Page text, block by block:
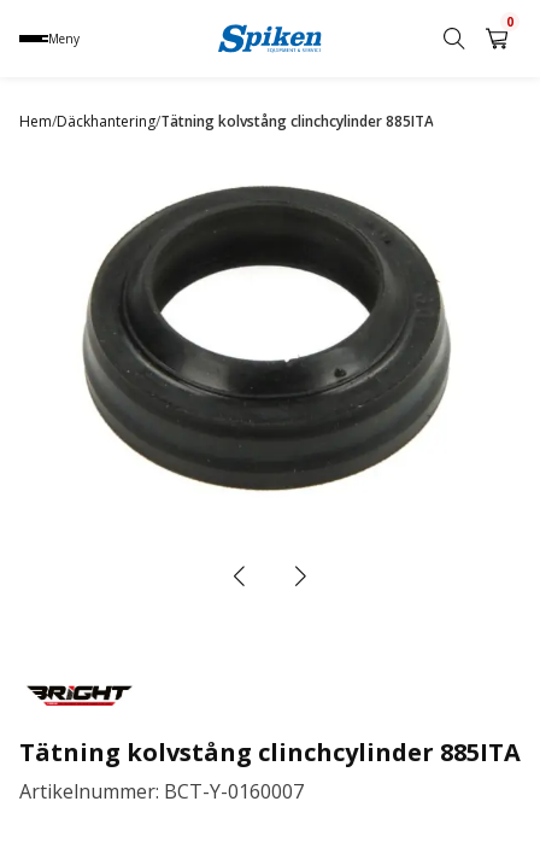
Meny
namn,
0
Hem/Däckhantering/Tätning kolvstång clinchcylinder 885ITA
Tätning kolvstång clinchcylinder 885ITA
Artikelnummer: BCT-Y-0160007